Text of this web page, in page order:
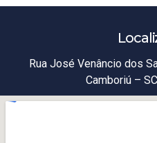
Rua José Venâncio dos
Camboriú –